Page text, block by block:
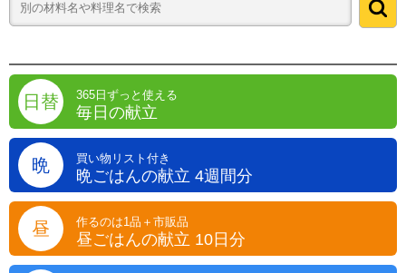
日替 365日ずっと使える
毎日の献立
晩 買い物リスト付き
晩ごはんの献立 4週間分
昼 作るのは1品＋市販品
昼ごはんの献立 10日分